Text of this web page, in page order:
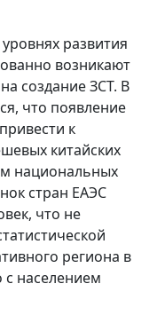
развития
возникают
создание ЗСТ. В
что появление
к
китайских
национальных
стран ЕАЭС
что не
региона в
населением